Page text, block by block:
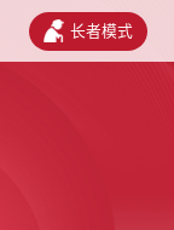
长者模式